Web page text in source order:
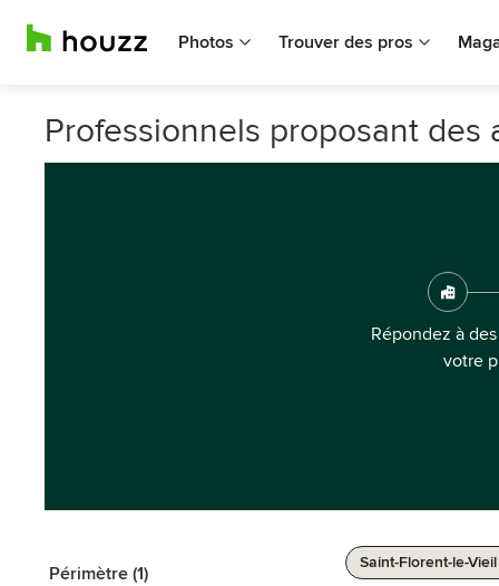
Photos Trouver des pros
Professionnels proposant des
Répondez à
votre
Périmètre (1)
Saint-Florent-le-